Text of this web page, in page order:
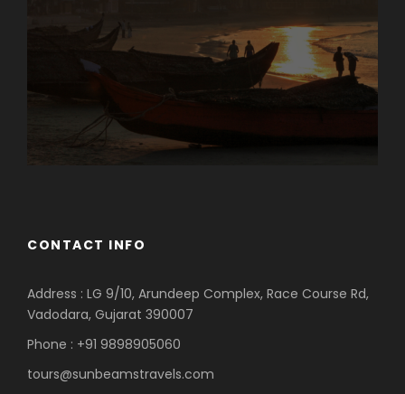
CONTACT INFO
Address : LG 9/10, Arundeep Complex, Race Course Rd,
Vadodara, Gujarat 390007
Phone : +91 9898905060
tours@sunbeamstravels.com